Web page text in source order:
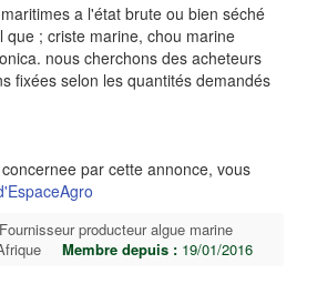
a l'état brute ou bien séché
que ; criste marine, chou marine
nous cherchons des acheteurs
fixées selon les quantités demandés
par cette annonce, vous
producteur algue marine
Membre depuis : 19/01/2016